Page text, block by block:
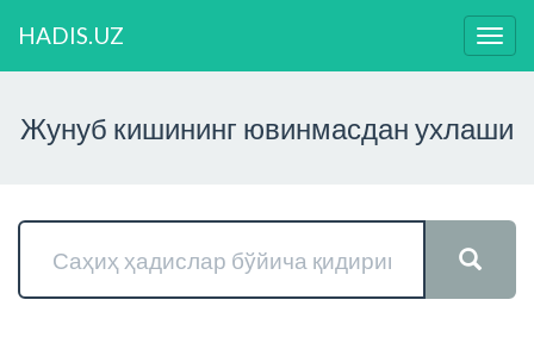
HADIS.UZ
Жунуб кишининг ювинмасдан ухлаши